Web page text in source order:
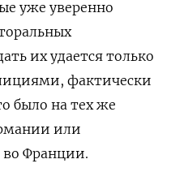
уже уверенно
их удается только
фактически
было на тех же
или
во Франции.